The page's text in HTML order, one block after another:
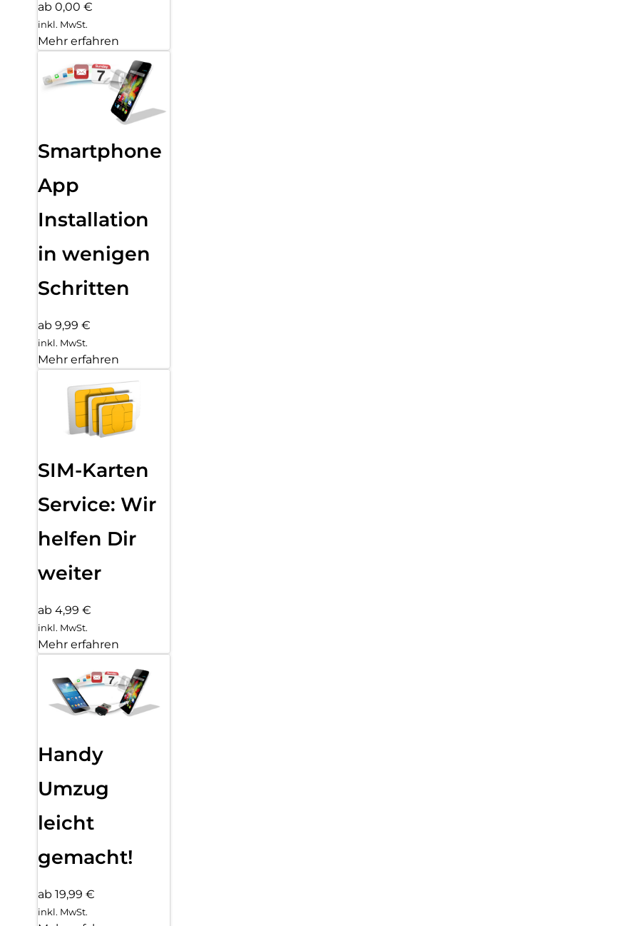
ab 0,00 €
inkl. MwSt.
Mehr erfahren
Smartphone
App
Installation
in wenigen
Schritten
ab 9,99 €
inkl. MwSt.
Mehr erfahren
SIM-Karten
Service: Wir
helfen Dir
weiter
ab 4,99 €
inkl. MwSt.
Mehr erfahren
Handy
Umzug
leicht
gemacht!
ab 19,99 €
inkl. MwSt.